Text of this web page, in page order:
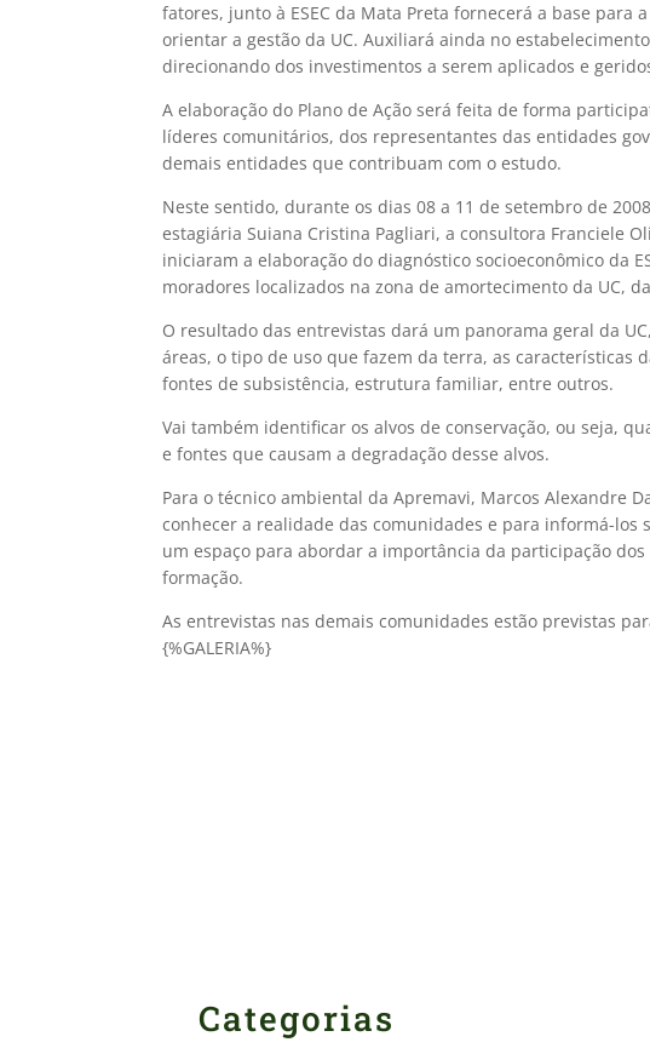
fatores, junto à ESEC da Mata Preta fornecerá a base
orientar a gestão da UC. Auxiliará ainda no
direcionando dos investimentos a serem aplicados e
A elaboração do Plano de Ação será feita de forma
líderes comunitários, dos representantes das entidades
demais entidades que contribuam com o estudo.
Neste sentido, durante os dias 08 a 11 de setembro de
estagiária Suiana Cristina Pagliari, a consultora Franciele
iniciaram a elaboração do diagnóstico socioeconômico da
moradores localizados na zona de amortecimento da UC,
O resultado das entrevistas dará um panorama geral da
áreas, o tipo de uso que fazem da terra, as características
fontes de subsistência, estrutura familiar, entre outros.
Vai também identificar os alvos de conservação, ou seja,
e fontes que causam a degradação desse alvos.
Para o técnico ambiental da Apremavi, Marcos Alexandre
conhecer a realidade das comunidades e para informá-los
um espaço para abordar a importância da participação
formação.
As entrevistas nas demais comunidades estão previstas
{%GALERIA%}
Categorias